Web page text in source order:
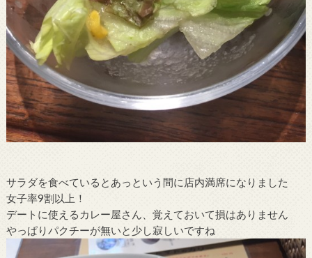
サラダを食べているとあっという間に店内満席になりました
女子率9割以上！
デートに使えるカレー屋さん、覚えておいて損はありません
やっぱりパクチーが無いと少し寂しいですね